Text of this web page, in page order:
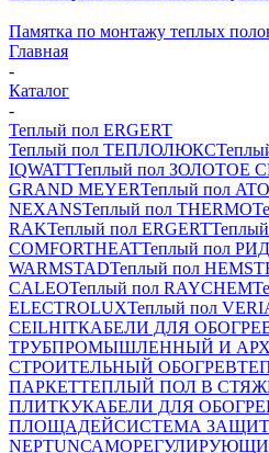
Памятка по монтажу теплых
Главная
-
Каталог
-
Теплый пол ERGERT
Теплый пол ТЕПЛОЛЮКС
IQWATTТеплый пол ЗОЛОТОЕ
GRAND MEYERТеплый пол
NEXANSТеплый пол THERMO
RAKТеплый пол ERGERT
COMFORTHEATТеплый пол
WARMSTADТеплый пол
CALEOТеплый пол RAYCHEM
ELECTROLUXТеплый пол
CEILHITКАБЕЛИ ДЛЯ
ТРУБПРОМЫШЛЕННЫЙ И
СТРОИТЕЛЬНЫЙ ОБОГРЕВ
ПАРКЕТТЕПЛЫЙ ПОЛ В
ПЛИТКУКАБЕЛИ ДЛЯ
ПЛОЩАДЕЙСИСТЕМА
NEPTUN